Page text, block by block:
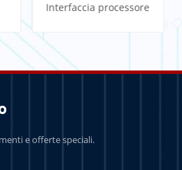
Interfaccia processore
e offerte speciali.